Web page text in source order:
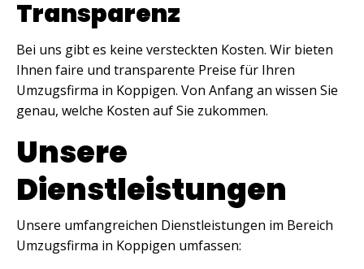
Transparenz
Bei uns gibt es keine versteckten Kosten. Wir bieten
Ihnen faire und transparente Preise für Ihren
Umzugsfirma in Koppigen. Von Anfang an wissen Sie
genau, welche Kosten auf Sie zukommen.
Unsere
Dienstleistungen
Unsere umfangreichen Dienstleistungen im Bereich
Umzugsfirma in Koppigen umfassen: